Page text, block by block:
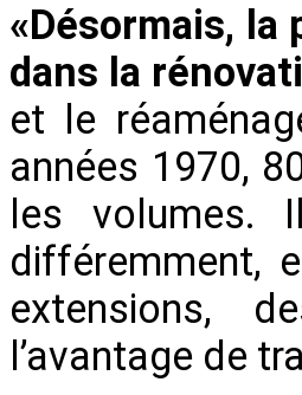
«Désormais,
dans la
et le
années 1970,
les volumes.
différemment,
extensions,
l’avantage de